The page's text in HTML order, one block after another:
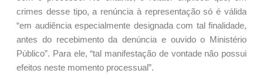
crimes desse tipo, a renúncia à representação só é válida
“em audiência especialmente designada com tal finalidade,
antes do recebimento da denúncia e ouvido o Ministério
Público”. Para ele, “tal manifestação de vontade não possui
efeitos neste momento processual”.